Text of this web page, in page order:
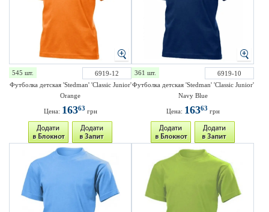
545 шт.
6919-12
Футболка детская 'Stedman' 'Classic Junior'
Orange
Цена: 16363 грн
361 шт.
6919-10
Футболка детская 'Stedman' 'Classic Junior'
Navy Blue
Цена: 16363 грн